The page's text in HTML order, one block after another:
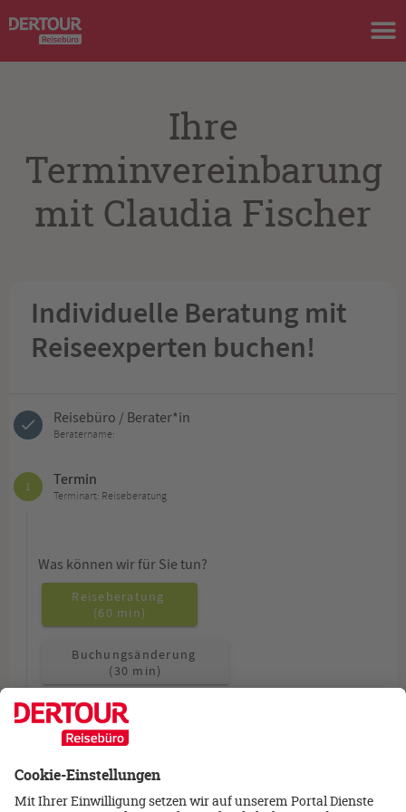
Ihre
Terminvereinbarung
mit Claudia Fischer
Individuelle Beratung mit
Reiseexperten buchen!
Reisebüro / Berater*in
Beratername:
1 Termin
Terminart: Reiseberatung
Was können wir für Sie tun?
Reiseberatung
(60 min)
Buchungsänderung
(30 min)
Allgemeine Fragen
(15 min)
Wie möchten Sie beraten werden?